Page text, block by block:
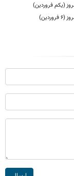
(یکم فروردین)